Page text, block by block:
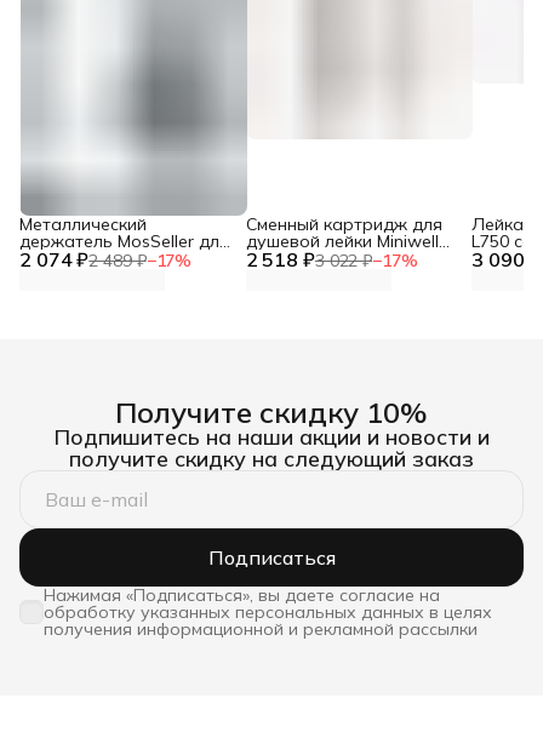
2 074 ₽2 489 ₽−17%
Металлический
держатель MosSeller для
смартфона с 2 518 ₽3 022 ₽−17%
Сменный картридж для
душевой лейки Miniwell
L750, угольный 3 090 ₽
Лейка
L750 со
Получите скидку 10%
Подпишитесь на наши акции и новости и
получите скидку на следующий заказ
Подписаться
Нажимая «Подписаться», вы даете согласие на
обработку указанных персональных данных в целях
получения информационной и рекламной рассылки